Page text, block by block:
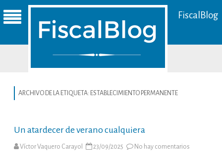
FiscalBlog
ARCHIVO DE LA ETIQUETA: ESTABLECIMIENTO PERMANENTE
Un atardecer de verano cualquiera
Víctor Vaquero Carayol 23/09/2025 No hay comentarios